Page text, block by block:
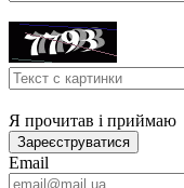
Я прочитав і приймаю
Зареєструватися
Email